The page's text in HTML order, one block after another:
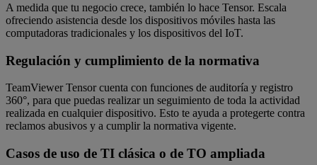
A medida que tu negocio crece, también lo hace Tensor. Escala
ofreciendo asistencia desde los dispositivos móviles hasta las
computadoras tradicionales y los dispositivos del IoT.
Regulación y cumplimiento de la normativa
TeamViewer Tensor cuenta con funciones de auditoría y registro
360°, para que puedas realizar un seguimiento de toda la actividad
realizada en cualquier dispositivo. Esto te ayuda a protegerte contra
reclamos abusivos y a cumplir la normativa vigente.
Casos de uso de TI clásica o de TO ampliada